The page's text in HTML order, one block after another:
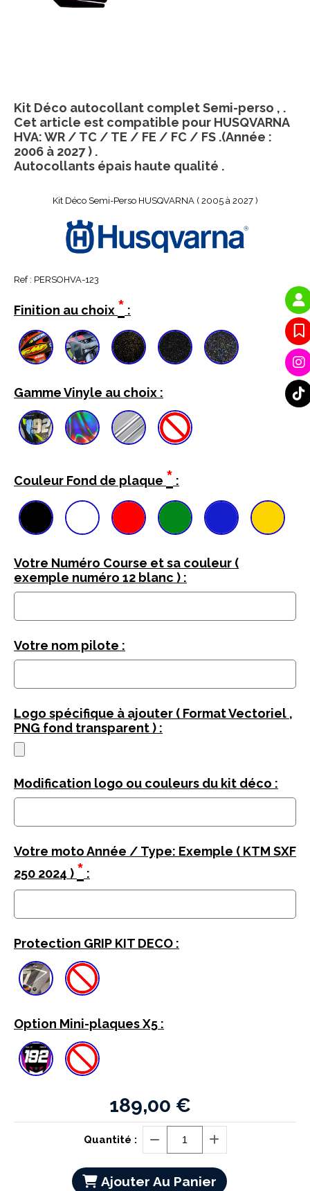
Kit Déco Semi-Perso HUSQVARNA ( 2005 à 2027 )
Ref : PERSOHVA-123
Finition au choix * :
Gamme Vinyle au choix :
Couleur Fond de plaque * :
Votre Numéro Course et sa couleur (
exemple numéro 12 blanc ) :
Votre nom pilote :
Logo spécifique à ajouter ( Format Vectoriel ,
PNG fond transparent ) :
Modification logo ou couleurs du kit déco :
Votre moto Année / Type: Exemple ( KTM SXF
250 2024 ) * :
Protection GRIP KIT DECO :
Option Mini-plaques X5 :
189,00 €
Quantité :
Ajouter Au Panier
Kit Déco autocollant complet Semi-perso , .
Cet article est compatible pour HUSQVARNA
HVA: WR / TC / TE / FE / FC / FS .(Année :
2006 à 2027 ) .
Autocollants épais haute qualité .